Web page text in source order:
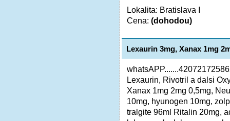
Lokalita: Bratislava I
Cena: (dohodou)
Lexaurin 3mg, Xanax 1mg
Lexaurin, Rivotril a dalsi
Xanax 1mg 2mg 0,5mg,
10mg, hyunogen 10mg,
tralgite 96ml Ritalin 20mg,